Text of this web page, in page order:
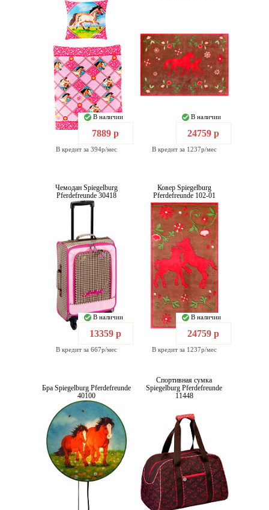
В наличии
7889 р
В кредит за 394р/мес
В наличии
24759 р
В кредит за 1237р/мес
Чемодан Spiegelburg
Pferdefreunde 30418
В наличии
13359 р
В кредит за 667р/мес
Ковер Spiegelburg
Pferdefreunde 102-01
В наличии
24759 р
В кредит за 1237р/мес
Бра Spiegelburg Pferdefreunde
40100
Спортивная сумка
Spiegelburg Pferdefreunde
11448